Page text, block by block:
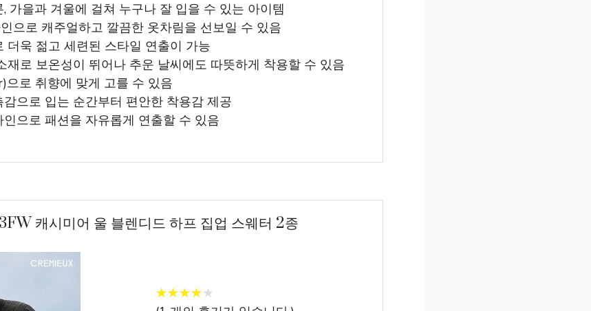
가을과 겨울에 걸쳐 누구나 잘 입을 수 있는 아이템
으로 캐주얼하고 깔끔한 옷차림을 선보일 수 있음
더욱 젊고 세련된 스타일 연출이 가능
재로 보온성이 뛰어나 추운 날씨에도 따뜻하게 착용할 수 있음
으로 취향에 맞게 고를 수 있음
으로 입는 순간부터 편안한 착용감 제공
으로 패션을 자유롭게 연출할 수 있음
캐시미어 울 블렌디드 하프 집업 스웨터 2종
★★★★★
★★★★★